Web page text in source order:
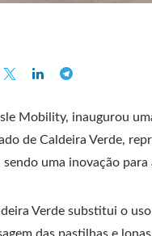
Mobility, inaugurou
de Caldeira Verde,
sendo uma inovação
Verde substitui o